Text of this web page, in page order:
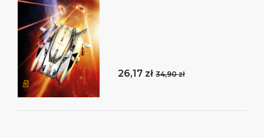
26,17 zł 34,90 zł